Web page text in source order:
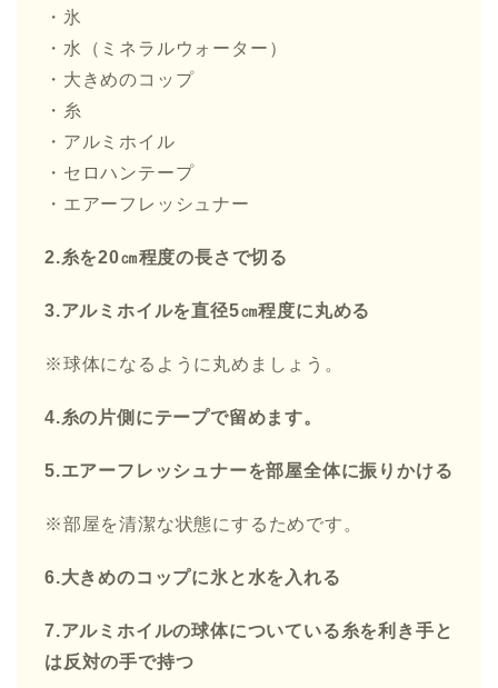
・氷
・水（ミネラルウォーター）
・大きめのコップ
・糸
・アルミホイル
・セロハンテープ
・エアーフレッシュナー
2.糸を20㎝程度の長さで切る
3.アルミホイルを直径5㎝程度に丸める
※球体になるように丸めましょう。
4.糸の片側にテープで留めます。
5.エアーフレッシュナーを部屋全体に振りかける
※部屋を清潔な状態にするためです。
6.大きめのコップに氷と水を入れる
7.アルミホイルの球体についている糸を利き手と
は反対の手で持つ